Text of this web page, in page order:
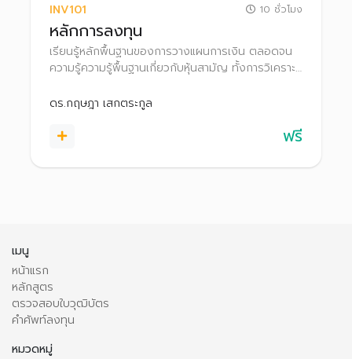
INV101 10 ชั่วโมง
หลักการลงทุน
เรียนรู้หลักพื้นฐานของการวางแผนการเงิน ตลอดจน
ความรู้ความรู้พื้นฐานเกี่ยวกับหุ้นสามัญ ทั้งการวิเคราะห์
ทะเบียน เพื่อค้นหาบริษัทที่มีพื้นฐานดี น่าลงทุน
ดร.กฤษฎา เสกตระกูล
ฟรี
เมนู
หน้าแรก
หลักสูตร
ตรวจสอบใบวุฒิบัตร
คำศัพท์ลงทุน
หมวดหมู่